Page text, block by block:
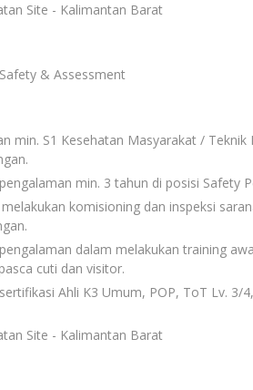
Site - Kalimantan Barat
& Assessment
min. S1 Kesehatan Masyarakat /
min. 3 tahun di posisi Safety
komisioning dan inspeksi
dalam melakukan training
cuti dan visitor.
Ahli K3 Umum, POP, ToT Lv. 3/
Site - Kalimantan Barat